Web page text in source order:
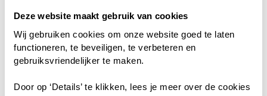
Deze website maakt gebruik van cookies
Wij gebruiken cookies om onze website goed te laten
functioneren, te beveiligen, te verbeteren en
gebruiksvriendelijker te maken.
Door op ‘Details’ te klikken, lees je meer over de cookies
Slimmer Kopers kopen met korting
De korting die een Slimmer Koper kan krijgen, is
afhankelijk van de hoogte van zijn of haar inkomen en
de woningwaarde. Het aanbod is divers: van
verschillende prijsklassen.